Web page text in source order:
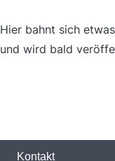
Hier bahnt sich
und wird bald
Kontakt